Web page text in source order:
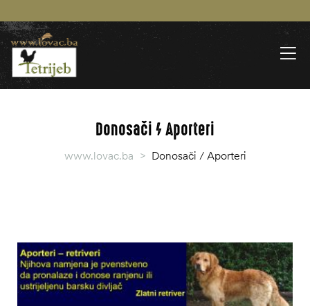
Donosači / Aporteri
www.lovac.ba > Donosači / Aporteri